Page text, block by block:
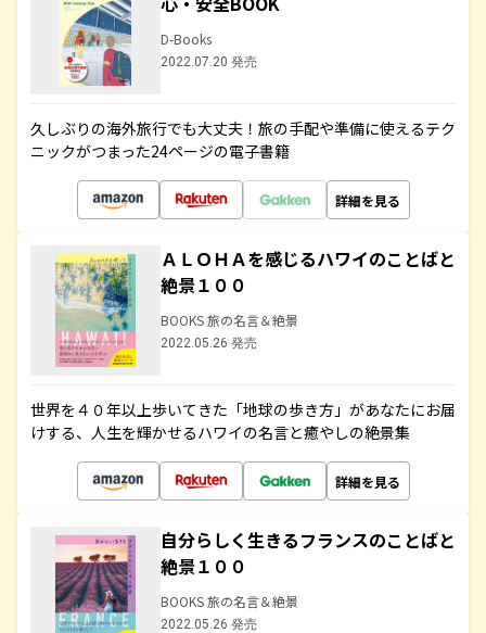
D-Books
2022.07.20 発売
久しぶりの海外旅行でも大丈夫！旅の手配や準備に使えるテク
ニックがつまった24ページの電子書籍
詳細を見る
ＡＬＯＨＡを感じるハワイのことばと
絶景１００
BOOKS 旅の名言＆絶景
2022.05.26 発売
世界を４０年以上歩いてきた「地球の歩き方」があなたにお届
けする、人生を輝かせるハワイの名言と癒やしの絶景集
詳細を見る
自分らしく生きるフランスのことばと
絶景１００
BOOKS 旅の名言＆絶景
2022.05.26 発売